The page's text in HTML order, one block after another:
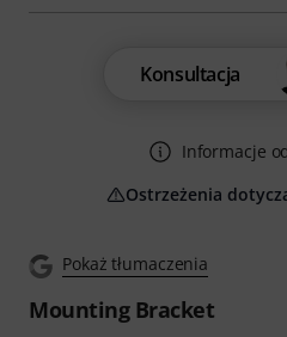
Pokaż tłumaczenia
Mounting Bracket
Konsultacja
Informacje
Ostrzeżenia